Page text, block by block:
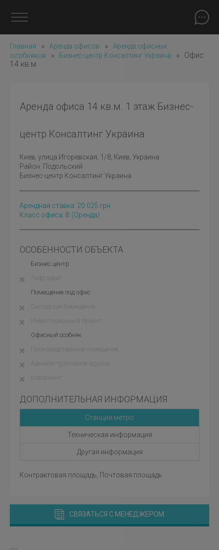
Главная » Аренда офисов »
Аренда офисных
особняков
» Бизнес-центр Консалтинг Украина »
Офис
14 кв.м
Аренда офиса 14 кв.м. 1 этаж Бизнес-
центр Консалтинг Украина
Киев , улица Игоревская, 1/8, Киев, Украина
Район: Подольский
Бизнес-центр Консалтинг Украина
Арендная ставка: 20 025 грн
Класс офиса: B (оренда)
ОСОБЕННОСТИ ОБЪЕКТА
Бизнес центр
Лофт офис
Помещение под офис
Складское помещение
Инвестиционный проект
Офисный особняк
Производственное помещение
Административное здание
Коворкинг
ДОПОЛНИТЕЛЬНАЯ ИНФОРМАЦИЯ
Станция метро
Техническая информация
Другая информация
Контрактовая площадь, Почтовая площадь
СВЯЗАТЬСЯ С МЕНЕДЖЕРОМ